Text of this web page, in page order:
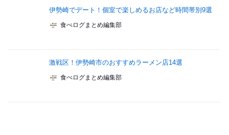
伊勢崎でデート！個室で楽しめるお店など時間帯別9選
食べログまとめ編集部
激戦区！伊勢崎市のおすすめラーメン店14選
食べログまとめ編集部